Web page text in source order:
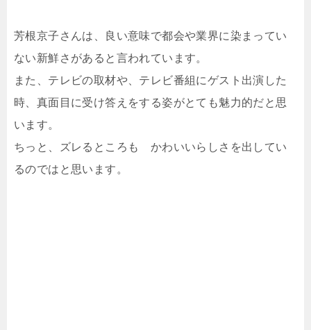
芳根京子さんは、良い意味で都会や業界に染まってい
ない新鮮さがあると言われています。
また、テレビの取材や、テレビ番組にゲスト出演した
時、真面目に受け答えをする姿がとても魅力的だと思
います。
ちっと、ズレるところも かわいいらしさを出してい
るのではと思います。